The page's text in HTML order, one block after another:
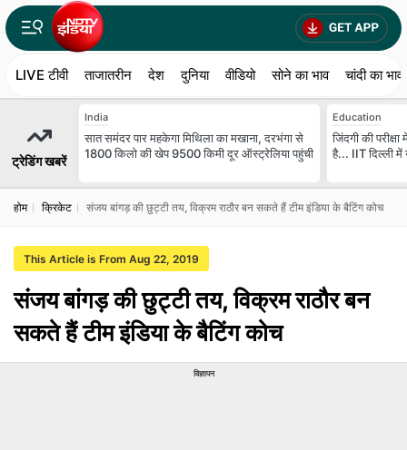
LIVE टीवी ताजातरीन देश दुनिया वीडियो सोने का भाव चांदी का भाव
ट्रेडिंग खबरें
India
सात समंदर पार महकेगा मिथिला का मखाना, दरभंगा से
1800 किलो की खेप 9500 किमी दूर ऑस्ट्रेलिया पहुंची
Education
जिंदगी की
है... IIT दिल्ली में
होम क्रिकेट संजय बांगड़ की छुट्टी तय, विक्रम राठौर बन सकते हैं टीम इंडिया के बैटिंग कोच
This Article is From Aug 22, 2019
संजय बांगड़ की छुट्टी तय, विक्रम राठौर बन
सकते हैं टीम इंडिया के बैटिंग कोच
विज्ञापन